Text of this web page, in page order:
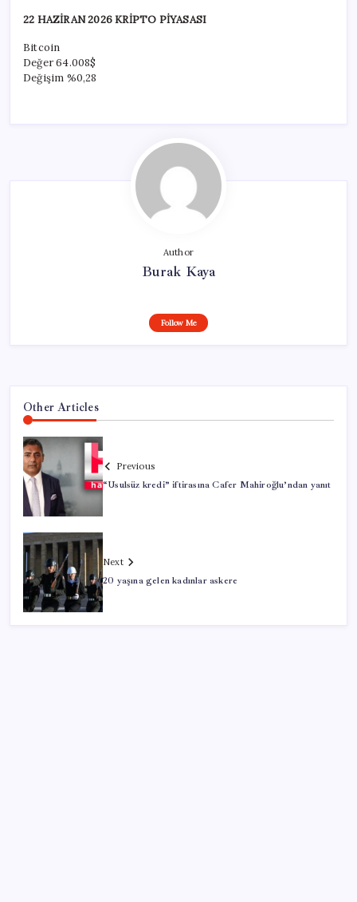
22 HAZİRAN 2026 KRİPTO PİYASASI
Bitcoin
Değer64.008$
Değişim %0,28
Author
Burak Kaya
Follow Me
Other Articles
Previous
“Usulsüz kredi” iftirasına Cafer Mahiroğlu’ndan yanıt
Next
20 yaşına gelen kadınlar askere